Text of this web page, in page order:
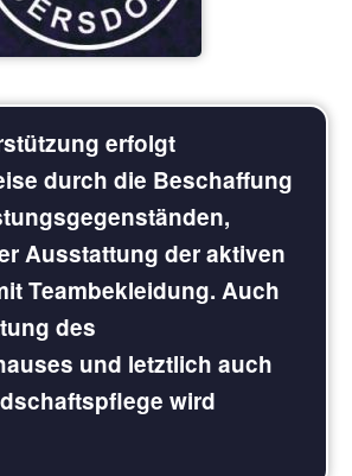
erfolgt
durch die Beschaffung
Ausstattung der aktiven
Teambekleidung. Auch
des
und letztlich auch
wird